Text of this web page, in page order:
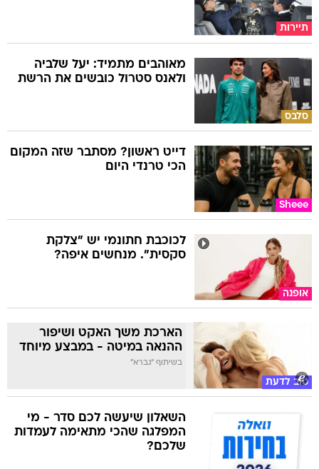
תיירות
סלבס
מאוהבים מתמיד: יעל שלביה
ולאנס סטרול כובשים את הרשת
Sheee
דייט ראשון? מסתבר שזה המקום
הכי טרנדי היום
אופנה
לכוכבת חתונמי יש "צלקת
סקסית". מנחשים איפה?
טוב לדעת
הארכת משך האקט ושיפור
ההנאה במיטה - במבצע מיוחד
בשיתוף "גברא"
השאלון שיעשה לכם סדר - מי
המפלגה שהכי מתאימה לעמדות
שלכם?